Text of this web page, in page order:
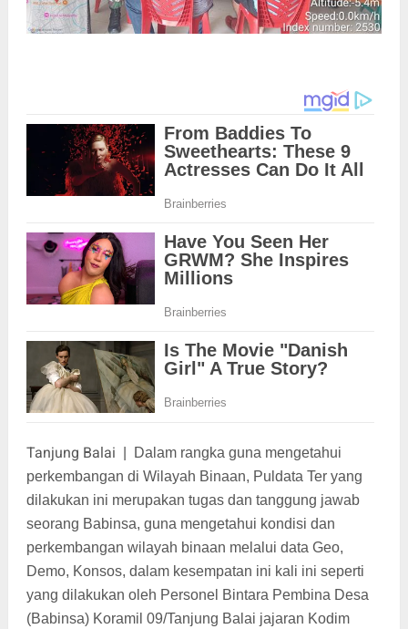
Tanjung Balai
Dalam rangka guna mengetahui
perkembangan di Wilayah Binaan, Puldata Ter yang
dilakukan ini merupakan tugas dan tanggung jawab
seorang Babinsa, guna mengetahui kondisi dan
perkembangan wilayah binaan melalui data Geo,
Demo, Konsos, dalam kesempatan ini kali ini seperti
yang dilakukan oleh Personel Bintara Pembina Desa
(Babinsa) Koramil 09/Tanjung Balai jajaran Kodim